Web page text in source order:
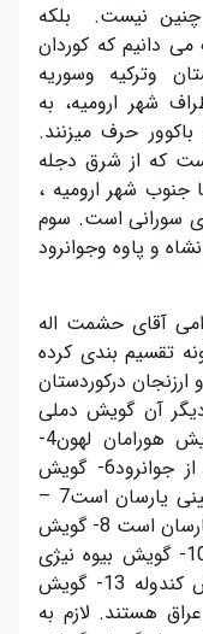
چنین نیست. بلکه
می دانیم که کوردان
وترکیه وسوریه
شهر ارومیه، به
حرف میزنند.
که از شرق دجله
جنوب شهر ارومیه ،
سورانی است. سوم
و پاوه وجوانرود
آقای حشمت اله
تقسیم بندی کرده
درکوردستان
آن گویش دملی
است.2- گویش هورامان تخت3- گویش هورامان لهون4-
گویش ژاورود5- گویش پاوه وبخشی از جوانرود6- گویش
گورانی کهن که بخشی از سرودهای آیینی یارسان است7 –
گویش ماچوماچو که گویش سیدهای یارسان است 8- گویش
گهواره کهن9- گویش گوره جویی کهن10- گویش بیوه نیژی
کهن 11- گویش قلاعی کهن12- گویش کندوله 13- گویش
هستند. لازم به